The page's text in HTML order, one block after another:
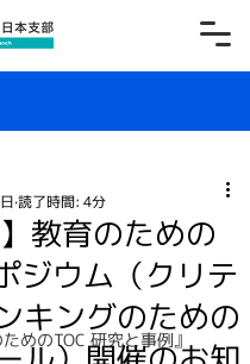
めのTOC 研究と事例』
教育のための
ジウム（クリテ
キングのための
読了時間: 4分